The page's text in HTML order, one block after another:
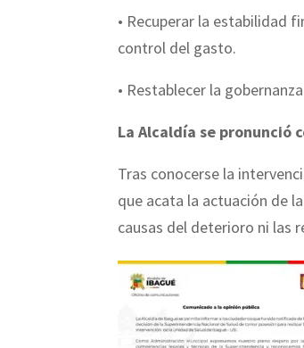
• Recuperar la estabilidad
control del gasto.
• Restablecer la
La Alcaldía se pronunció
Tras conocerse la
que acata la actuación de
causas del deterioro ni las